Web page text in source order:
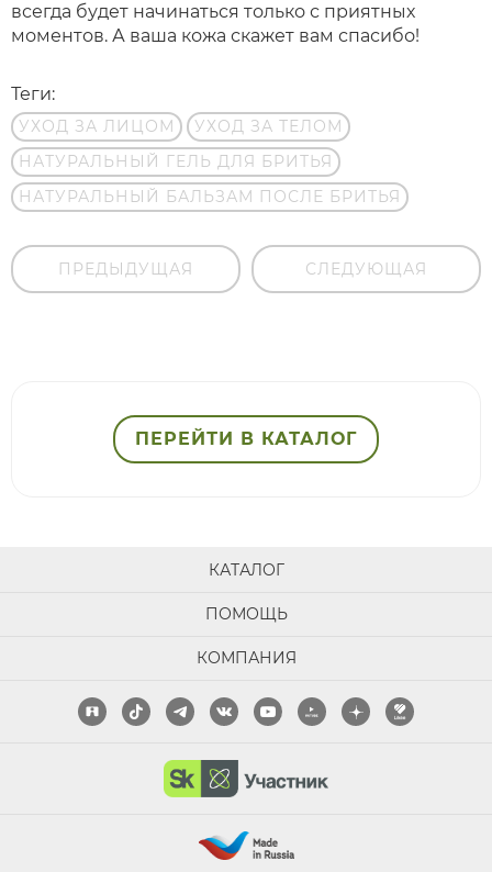
всегда будет начинаться только с приятных
моментов. А ваша кожа скажет вам спасибо!
Теги:
УХОД ЗА ЛИЦОМ
УХОД ЗА ТЕЛОМ
НАТУРАЛЬНЫЙ ГЕЛЬ ДЛЯ БРИТЬЯ
НАТУРАЛЬНЫЙ БАЛЬЗАМ ПОСЛЕ БРИТЬЯ
ПРЕДЫДУЩАЯ СЛЕДУЮЩАЯ
ПЕРЕЙТИ В КАТАЛОГ
КАТАЛОГ
ПОМОЩЬ
КОМПАНИЯ